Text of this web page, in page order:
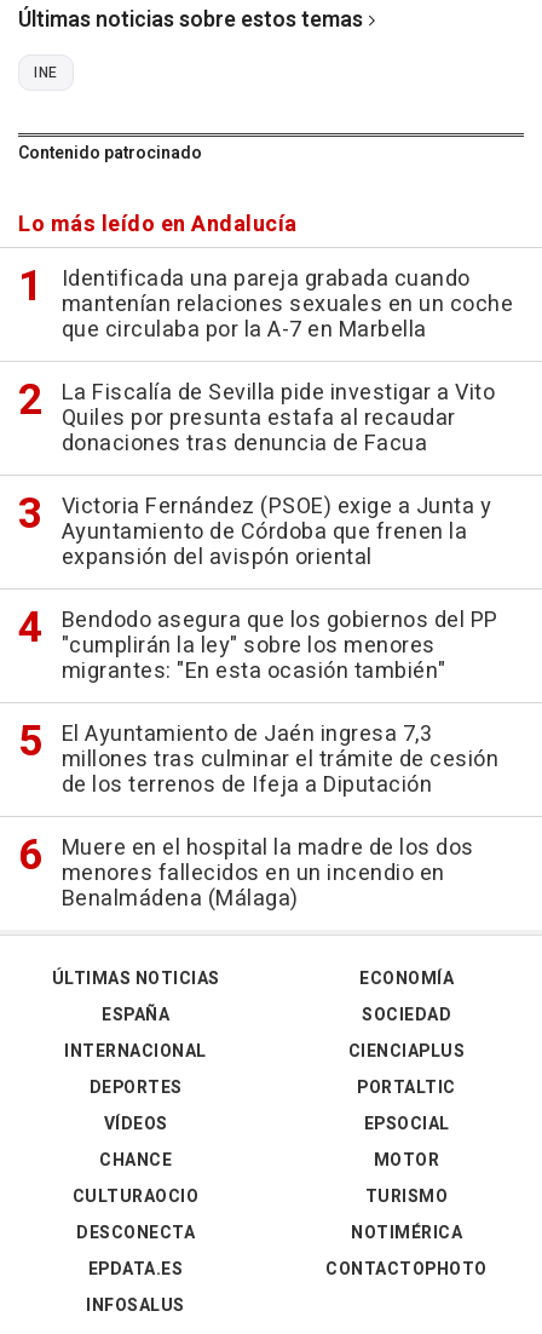
Últimas noticias sobre estos temas
INE
Contenido patrocinado
Lo más leído en Andalucía
Identificada una pareja grabada cuando
mantenían relaciones sexuales en un coche
que circulaba por la A-7 en Marbella
La Fiscalía de Sevilla pide investigar a Vito
Quiles por presunta estafa al recaudar
donaciones tras denuncia de Facua
Victoria Fernández (PSOE) exige a Junta y
Ayuntamiento de Córdoba que frenen la
expansión del avispón oriental
Bendodo asegura que los gobiernos del PP
"cumplirán la ley" sobre los menores
migrantes: "En esta ocasión también"
El Ayuntamiento de Jaén ingresa 7,3
millones tras culminar el trámite de cesión
de los terrenos de Ifeja a Diputación
Muere en el hospital la madre de los dos
menores fallecidos en un incendio en
Benalmádena (Málaga)
ÚLTIMAS NOTICIAS
ESPAÑA
INTERNACIONAL
DEPORTES
VÍDEOS
ECONOMÍA
SOCIEDAD
CIENCIAPLUS
PORTALTIC
EPSOCIAL
CHANCE
CULTURAOCIO
DESCONECTA
EPDATA.ES
INFOSALUS
MOTOR
TURISMO
NOTIMÉRICA
CONTACTOPHOTO